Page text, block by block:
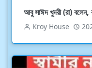
আবু সাঈদ খুদরী (রা) বলেন,
Kroy House